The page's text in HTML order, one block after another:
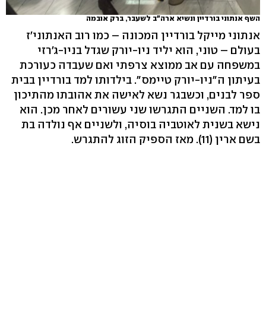
השף אנתוני בורדיין ונשיא ארה"ב לשעבר, ברק אובמה
אנתוני מייקל בורדיין המכונה – כמו רוב האנתוני'ז
בעולם – טוני, הוא יליד ניו-יורק שגדל בניו-ג'רזי
במשפחה עם אב ממוצא צרפתי ואם שעבדה כעורכת
בעיתון ה"ניו-יורק טיימס". בילדותו למד בורדיין בבית
ספר לבנים, וכשבגר נשא לאישה את אהובתו מהתיכון
בו למד. השניים התגרשו שני עשורים לאחר מכן. הוא
נישא בשנית לאוטביה בוסיה, ולשניים אף נולדה בת
בשם ארין (11). מאז הספיק הזוג להתגרש.